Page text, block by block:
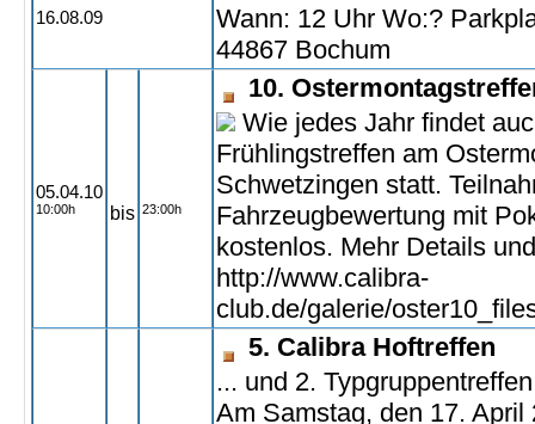
16.08.09
Wann: 12 Uhr Wo:?
44867 Bochum
05.04.10
10:00h bis 23:00h
10.
Wie jedes Jahr findet
Frühlingstreffen am
Schwetzingen statt.
Fahrzeugbewertung mit
kostenlos. Mehr Details
http://www.calibra-
club.de/galerie/
5. Calibra Hoftreffen
... und 2.
Am Samstag, den 17.